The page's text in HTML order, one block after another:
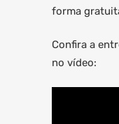
forma
Confira a
no vídeo: